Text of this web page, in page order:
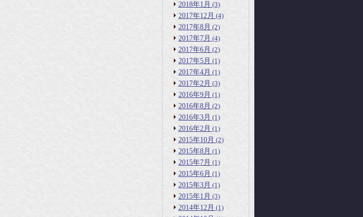
2018年1月 (3)
2017年12月 (4)
2017年8月 (2)
2017年7月 (4)
2017年6月 (2)
2017年5月 (1)
2017年4月 (1)
2017年2月 (3)
2016年9月 (1)
2016年8月 (2)
2016年3月 (1)
2016年2月 (1)
2015年10月 (2)
2015年8月 (1)
2015年7月 (1)
2015年6月 (1)
2015年3月 (1)
2015年1月 (3)
2014年12月 (1)